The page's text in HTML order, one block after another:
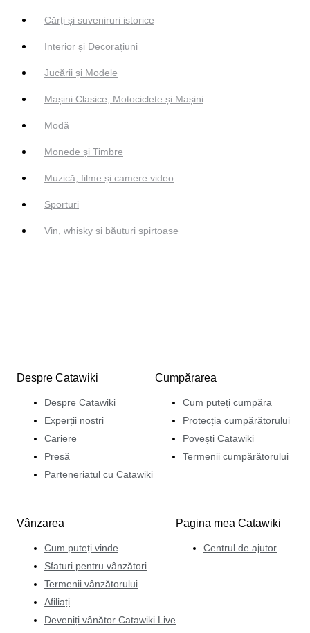
Cărți și suveniruri istorice
Interior și Decorațiuni
Jucării și Modele
Mașini Clasice, Motociclete și Mașini
Modă
Monede și Timbre
Muzică, filme și camere video
Sporturi
Vin, whisky și băuturi spirtoase
Despre Catawiki
Despre Catawiki
Experții noștri
Cariere
Presă
Parteneriatul cu Catawiki
Cumpărarea
Cum puteți cumpăra
Protecția cumpărătorului
Povești Catawiki
Termenii cumpărătorului
Vânzarea
Cum puteți vinde
Sfaturi pentru vânzători
Termenii vânzătorului
Afiliați
Deveniți vânător Catawiki Live
Pagina mea Catawiki
Centrul de ajutor